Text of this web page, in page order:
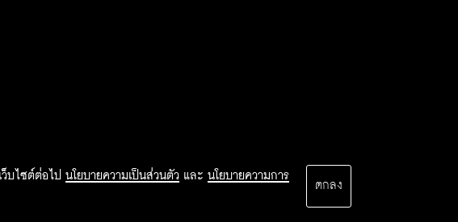
บไซต์ต่อไป นโยบายความเป็นส่วนตัว และ นโยบายความการ
ตกลง